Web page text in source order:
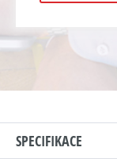
SPECIFIKACE